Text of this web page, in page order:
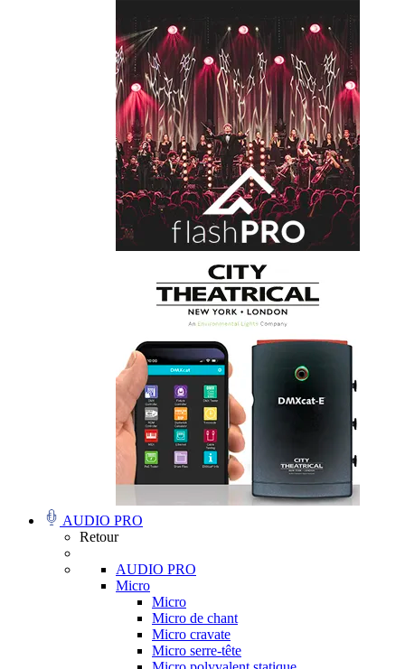
AUDIO PRO
Retour
AUDIO PRO
Micro
Micro
Micro de chant
Micro cravate
Micro serre-tête